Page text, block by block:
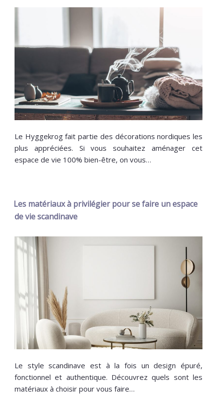
Le Hyggekrog fait partie des décorations nordiques les
plus appréciées. Si vous souhaitez aménager cet
espace de vie 100% bien-être, on vous…
Les matériaux à privilégier pour se faire un espace
de vie scandinave
Le style scandinave est à la fois un design épuré,
fonctionnel et authentique. Découvrez quels sont les
matériaux à choisir pour vous faire…